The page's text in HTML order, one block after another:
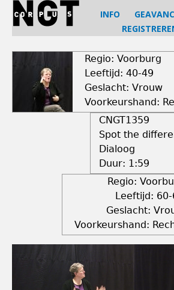
Jump
navigation
INFO
Regio: Voorburg
Leeftijd: 40-49
Geslacht: Vrouw
Voorkeurshand:
CNGT1359
Spot the
Dialoog
Duur: 1:59
Regio:
Leeftijd: 60-
Geslacht:
Voorkeurshand: